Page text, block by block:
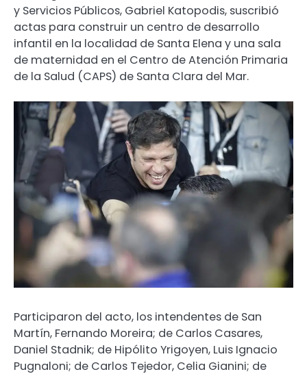
y Servicios Públicos, Gabriel Katopodis, suscribió
actas para construir un centro de desarrollo
infantil en la localidad de Santa Elena y una sala
de maternidad en el Centro de Atención Primaria
de la Salud (CAPS) de Santa Clara del Mar.
Participaron del acto, los intendentes de San
Martín, Fernando Moreira; de Carlos Casares,
Daniel Stadnik; de Hipólito Yrigoyen, Luis Ignacio
Pugnaloni; de Carlos Tejedor, Celia Gianini; de